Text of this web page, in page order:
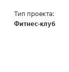
Тип проекта:
Фитнес-клуб